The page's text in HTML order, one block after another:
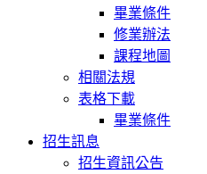
畢業條件
修業辦法
課程地圖
相關法規
表格下載
畢業條件
招生訊息
招生資訊公告